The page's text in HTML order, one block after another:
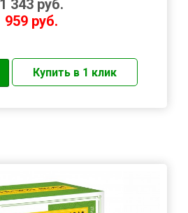
1 343 руб.
959 руб.